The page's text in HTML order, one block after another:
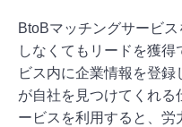
BtoBマッチングサービ
しなくてもリードを獲
ビス内に企業情報を登
が自社を見つけてくれ
ービスを利用すると、労